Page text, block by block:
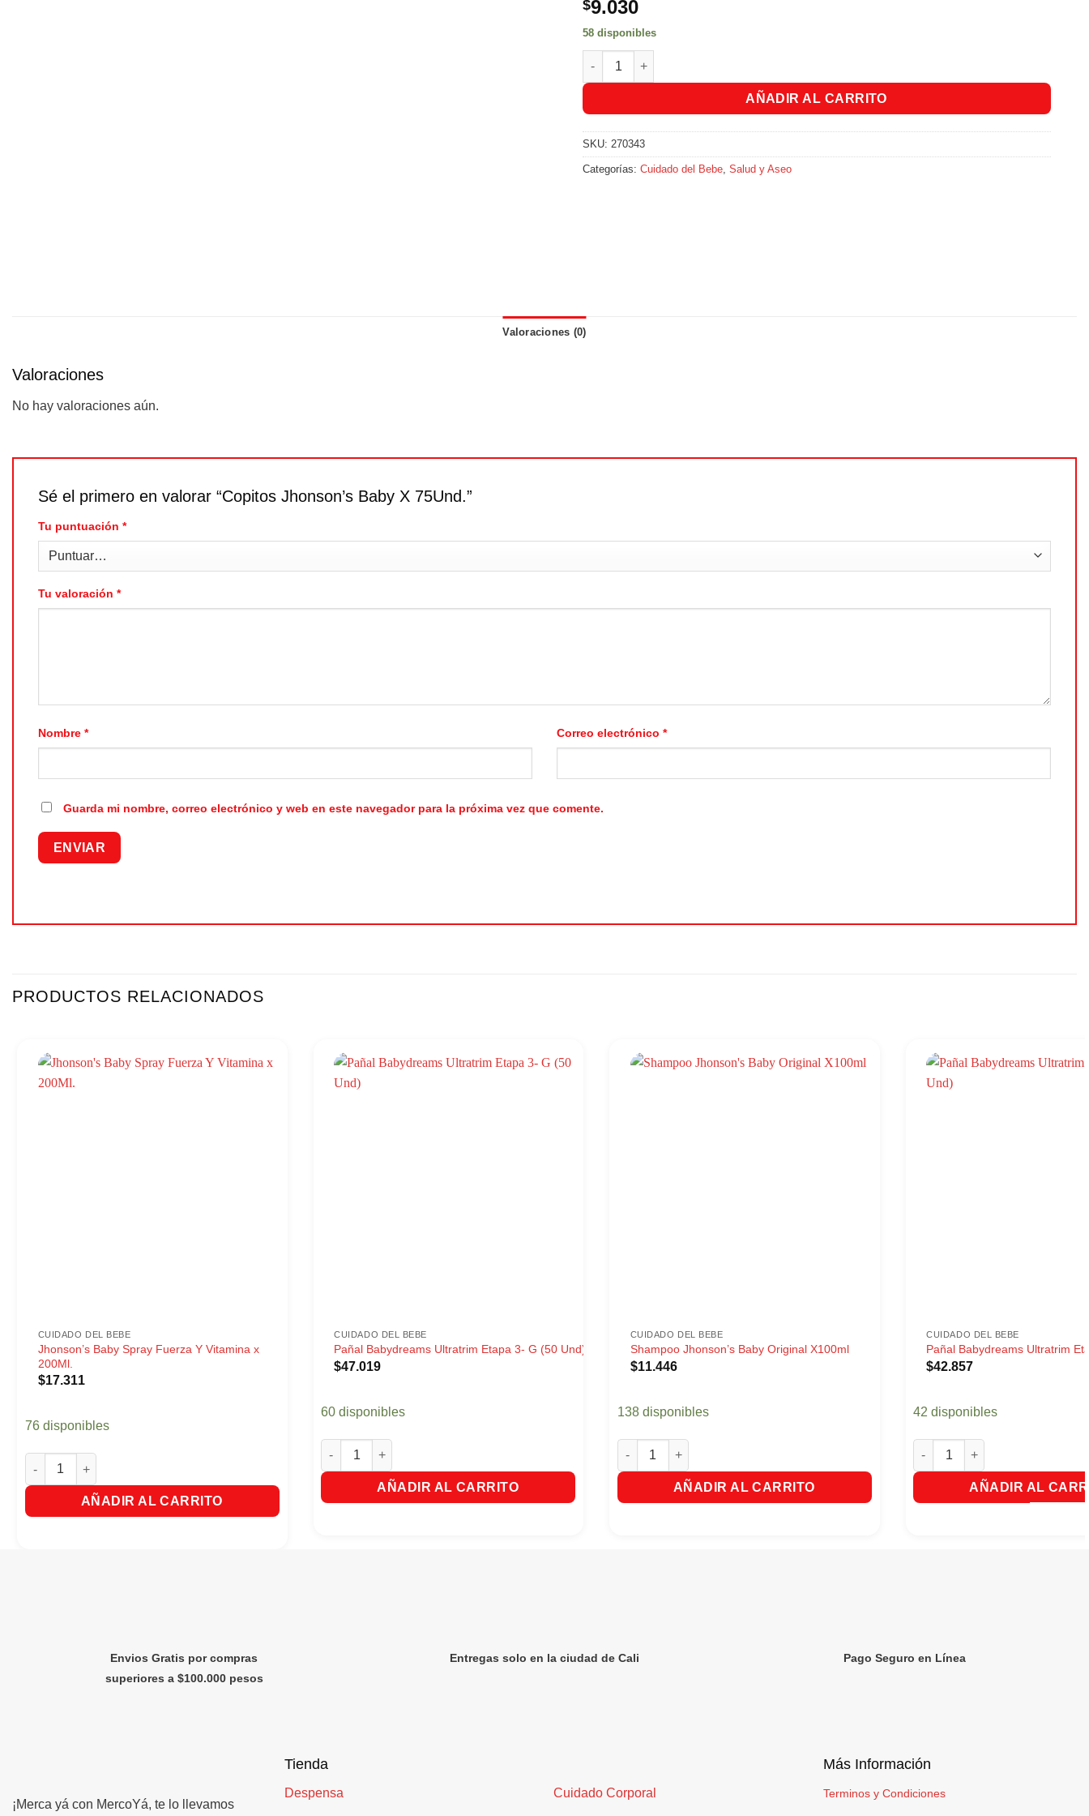
$9.030
58 disponibles
Copitos Jhonson's Baby X 75Und. cantidad
AÑADIR AL CARRITO
SKU: 270343
Categorías:Cuidado del Bebe ,Salud y Aseo
Valoraciones (0)
Valoraciones
No hay valoraciones aún.
Sé el primero en valorar “Copitos Jhonson’s Baby X 75Und.”
Tu puntuación *
Tu valoración *
Nombre * Correo electrónico *
Guarda mi nombre, correo electrónico y web en este navegador para la próxima vez que comente.
PRODUCTOS RELACIONADOS
CUIDADO DEL BEBE
Jhonson’s Baby Spray Fuerza Y Vitamina x
200Ml.
$17.311
76 disponibles
Jhonson's Baby Spray Fuerza Y Vitamina x 200Ml. cantidad
AÑADIR AL CARRITO
CUIDADO DEL BEBE
Pañal Babydreams Ultratrim Etapa 3- G (50 Und)
$47.019
60 disponibles
Pañal Babydreams Ultratrim Etapa 3- G (50 Und) cantidad
AÑADIR AL CARRITO
CUIDADO DEL BEBE
Shampoo Jhonson’s Baby Original X100ml
$11.446
138 disponibles
Shampoo Jhonson's Baby Original X100ml cantidad
AÑADIR AL CARRITO
CUIDADO DEL BEBE
Pañal Babydreams Ultratrim
$42.857
42 disponibles
Pañal Babydreams Ultratrim
AÑADIR AL
Envios Gratis por compras
superiores a $100.000 pesos
Entregas solo en la ciudad de Cali Pago Seguro en Línea
¡Merca yá con MercoYá, te lo llevamos
Tienda
Despensa Cuidado Corporal
Más Información
Terminos y Condiciones